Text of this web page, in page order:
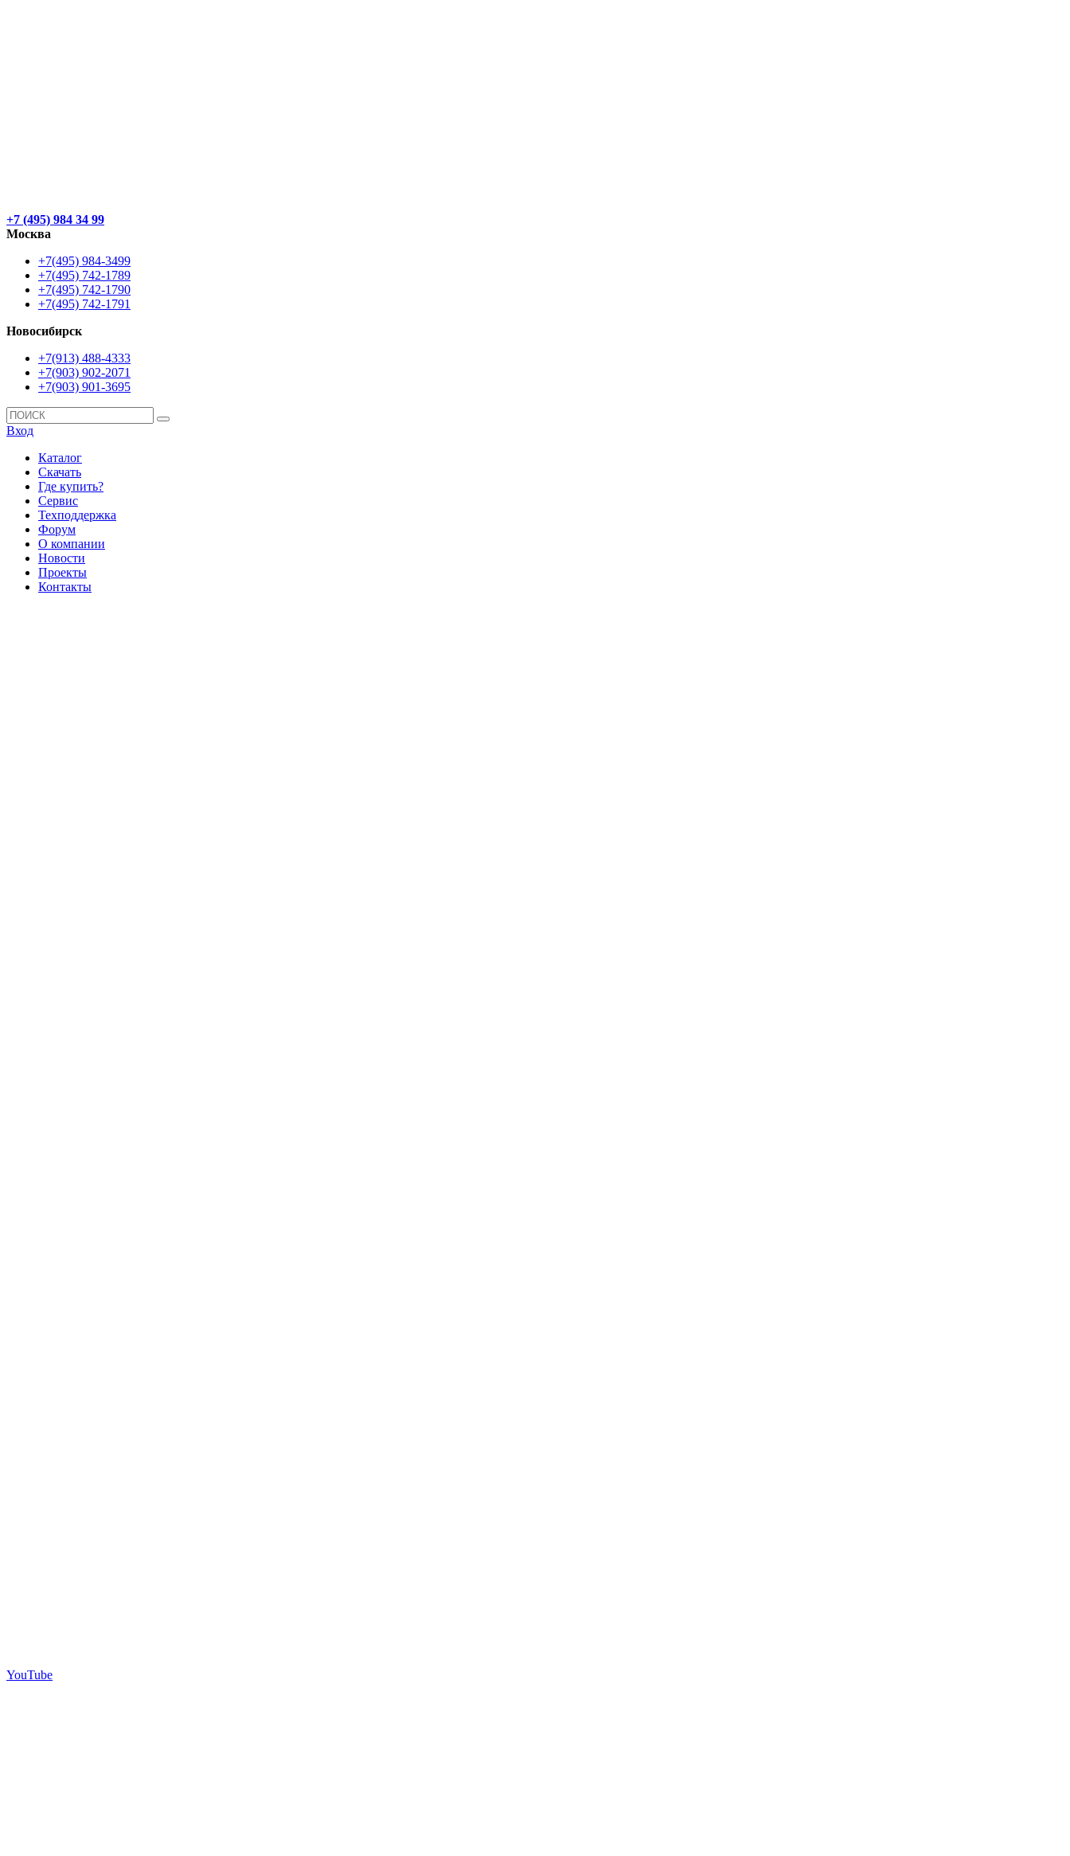
+7 (495) 984 34 99
Москва
+7(495) 984-3499
+7(495) 742-1789
+7(495) 742-1790
+7(495) 742-1791
Новосибирск
+7(913) 488-4333
+7(903) 902-2071
+7(903) 901-3695
Вход
Каталог
Скачать
Где купить?
Сервис
Техподдержка
Форум
О компании
Новости
Проекты
Контакты
YouTube